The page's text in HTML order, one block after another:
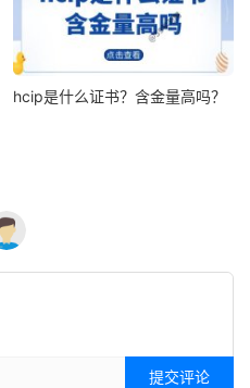
hcip是什么证书？含金量高吗？
提交评论